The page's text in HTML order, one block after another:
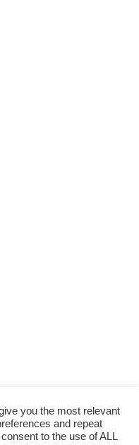
you the most relevant
and repeat
to the use of ALL